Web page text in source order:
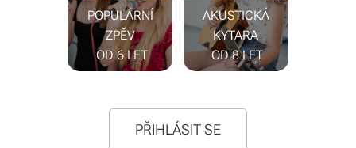
POPULÁRNÍ
ZPĚV
OD 6 LET
AKUSTICKÁ
KYTARA
OD 8 LET
PŘIHLÁSIT SE